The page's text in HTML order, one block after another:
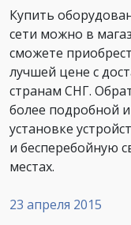
23 апреля 2015
Купить
сети можно в
сможете
лучшей цене с
странам СНГ.
более подробной
установке
и бесперебойную
местах.